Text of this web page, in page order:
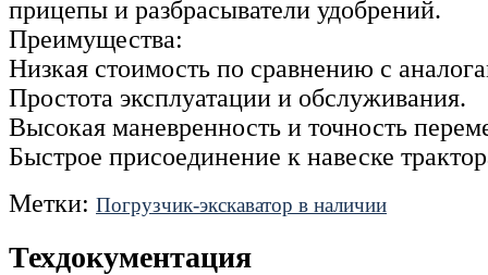
прицепы и разбрасыватели удобрений.
Преимущества:
Низкая стоимость по сравнению с
Простота эксплуатации и обслуживания.
Высокая маневренность и точность
Быстрое присоединение к навеске
Метки: Погрузчик-экскаватор в наличии
Техдокументация